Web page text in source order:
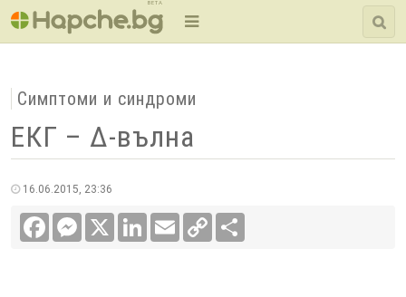
BETA
Симптоми и синдроми
ЕКГ – Δ-вълна
16.06.2015, 23:36
FacebookMessenger LinkedInEmail
Copy
Link